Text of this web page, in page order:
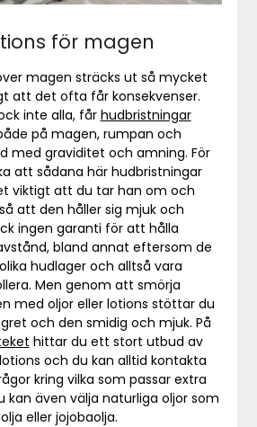
för magen
magen sträcks ut så mycket
att det ofta får konsekvenser.
inte alla, fårhudbristningar
på magen, rumpan och
med graviditet och amning. För
att sådana här hudbristningar
viktigt att du tar han om och
att den håller sig mjuk och
ingen garanti för att hålla
bland annat eftersom de
hudlager och alltså vara
Men genom att smörja
med oljor eller lotions stöttar du
och den smidig och mjuk. På
hittar du ett stort utbud av
och du kan alltid kontakta
kring vilka som passar extra
kan även välja naturliga oljor som
eller jojobaolja.